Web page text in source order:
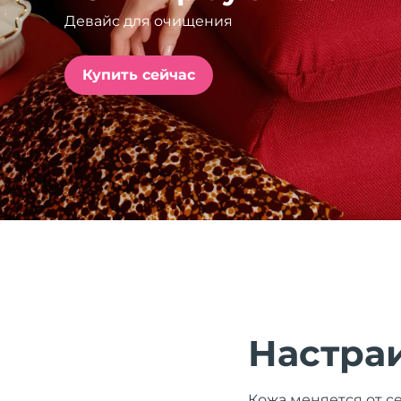
Девайс для очищения
Купить сейчас
issa™ Teeth Whitening Set
FAQ™ Dual LED Panel
ПОДАРКИ И НАБОРЫ